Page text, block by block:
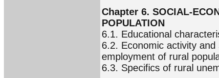
Chapter 6. SOCIAL-
POPULATION
6.1. Educational
6.2. Economic activity
employment of rural
6.3. Specifics of rural